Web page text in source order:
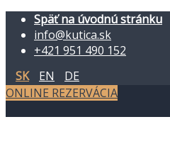
Späť na úvodnú stránku
info@kutica.sk
+421 951 490 152
SK
EN
DE
ONLINE REZERVÁCIA